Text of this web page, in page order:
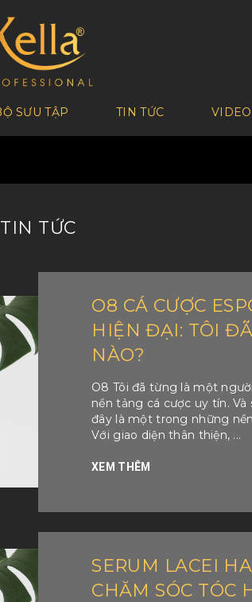
SƯU TẬP TIN TỨC VIDEO
TIN TỨC
O8 CÁ CƯỢC
HIỆN ĐẠI: TÔI
NÀO?
O8 Tôi đã từng là một
nền tảng cá cược uy tín.
đây là một trong những
Với giao diện thân thiện, ...
XEM THÊM
SERUM LACEI
CHĂM SÓC TÓC